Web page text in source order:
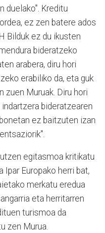
duelako". Kreditu
ez zen batere ados
Bilduk ez du ikusten
bideratzeko
arabera, diru hori
erabiliko da, eta guk
zuen Muruak. Diru hori
bideratzearen
ez baitzuten izan
egitasmoa kritikatu
Ipar Europako herri bat,
merkatu eredua
eta herritarren
turismoa da
zen Murua.